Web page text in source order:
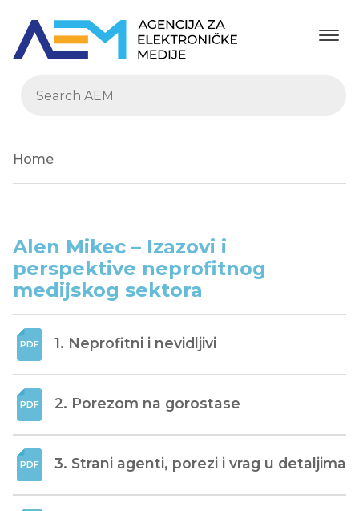
Home
Alen Mikec – Izazovi i
perspektive neprofitnog
medijskog sektora
1. Neprofitni i nevidljivi
2. Porezom na gorostase
3. Strani agenti, porezi i vrag u detaljima